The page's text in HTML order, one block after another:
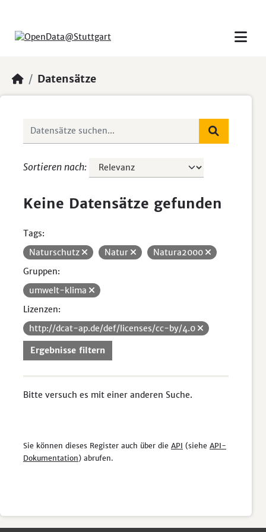
Datensätze
Sortieren nach
Keine Datensätze gefunden
Tags:
Naturschutz
Natur
Natura2000
Gruppen:
umwelt-klima
Lizenzen:
http://dcat-ap.de/def/licenses/cc-by/4.0
Ergebnisse filtern
Bitte versuch es mit einer anderen Suche.
Sie können dieses Register auch über die API (siehe API-
Dokumentation) abrufen.